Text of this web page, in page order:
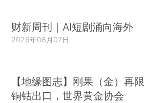
财新周刊｜AI短剧涌向海外
2026年08月07日
【地缘图志】刚果（金）再限
铜钴出口，世界黄金协会